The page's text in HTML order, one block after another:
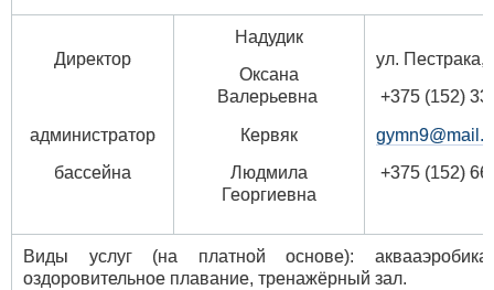
Директор
администратор
бассейна
Надудик
Оксана
Валерьевна
Кервяк
Людмила
Георгиевна
ул. Пестрака,
+375 (152) 33
+375 (152) 66
Виды услуг (на платной основе):
оздоровительное плавание, тренажёрный зал.